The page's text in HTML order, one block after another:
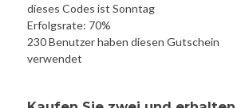
dieses Codes ist Sonntag
Erfolgsrate: 70%
230 Benutzer haben diesen Gutschein
verwendet